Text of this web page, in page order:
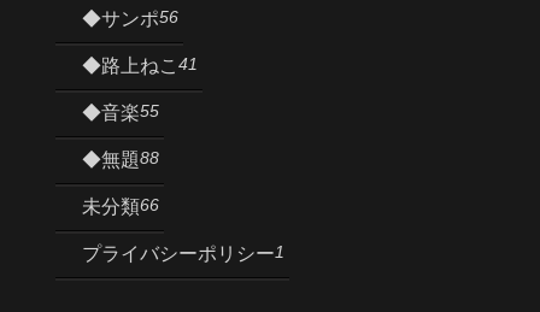
◆サンポ56
◆路上ねこ 41
◆音楽55
◆無題88
未分類66
プライバシーポリシー1